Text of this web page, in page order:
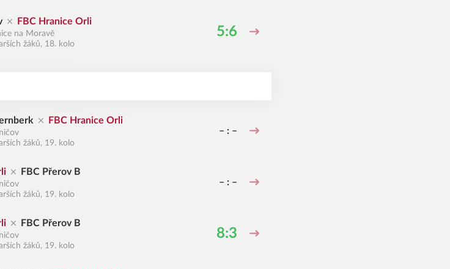
FBC Hranice Orli
na Moravě
žáků, 18. kolo
5:6
FBC Hranice Orli
žáků, 19. kolo
– : –
FBC Přerov B
žáků, 19. kolo
– : –
FBC Přerov B
žáků, 19. kolo
8:3